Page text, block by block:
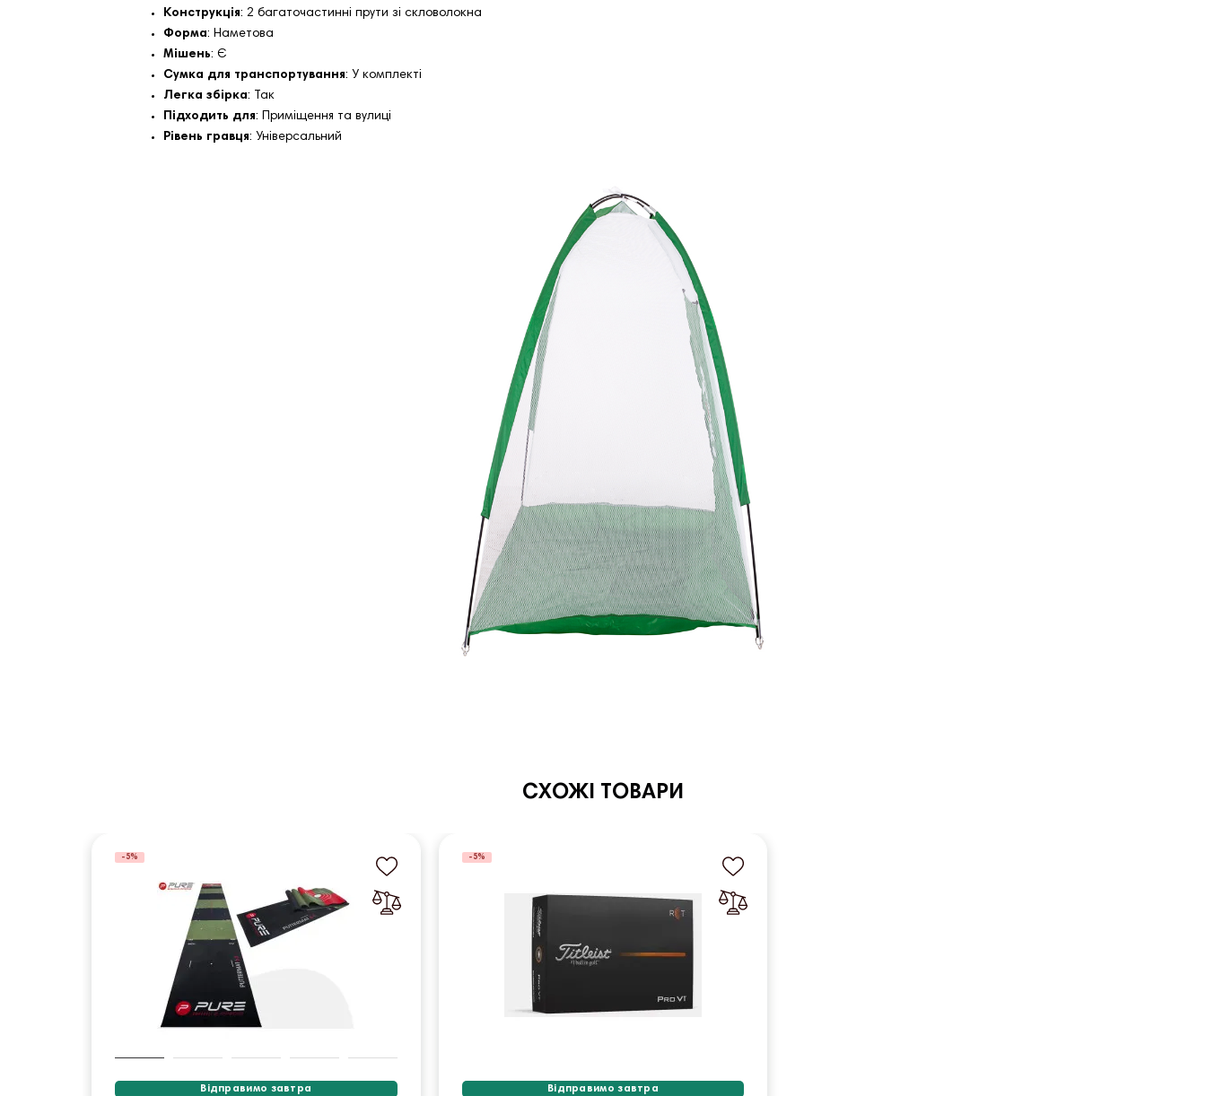
Конструкція: 2 багаточастинні прути зі скловолокна
Форма: Наметова
Мішень: Є
Сумка для транспортування: У комплекті
Легка збірка: Так
Підходить для: Приміщення та вулиці
Рівень гравця: Універсальний
СХОЖІ ТОВАРИ
-5%
Відправимо завтра
-5%
Відправимо завтра